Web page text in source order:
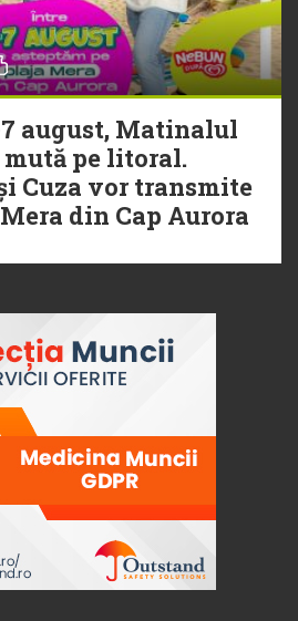
august, Matinalul
mută pe litoral.
Cuza vor transmite
din Cap Aurora